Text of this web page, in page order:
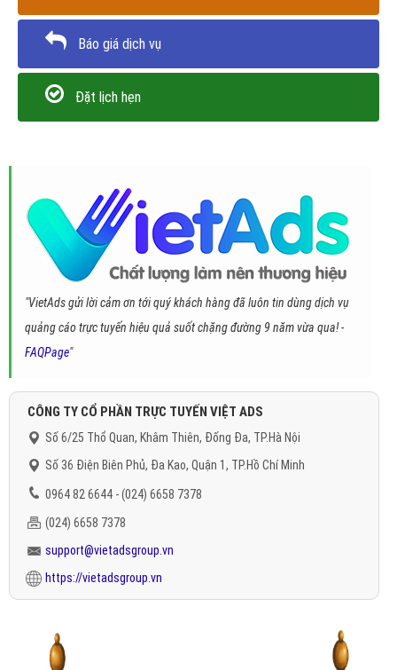
Báo giá dịch vụ
Đặt lịch hẹn
"VietAds gửi lời cảm ơn tới quý khách hàng đã luôn tin dùng dịch vụ
quảng cáo trực tuyến hiệu quả suốt chặng đường 9 năm vừa qua! -
FAQPage"
CÔNG TY CỔ PHẦN TRỰC TUYẾN VIỆT ADS
Số 6/25 Thổ Quan, Khâm Thiên, Đống Đa, TP.Hà Nội
Số 36 Điện Biên Phủ, Đa Kao, Quận 1, TP.Hồ Chí Minh
0964 82 6644 - (024) 6658 7378
(024) 6658 7378
support@vietadsgroup.vn
https://vietadsgroup.vn